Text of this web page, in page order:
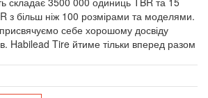
з більш ніж 100 розмірами та моделями.
себе хорошому досвіду
Habilead Tire йтиме тільки вперед разом